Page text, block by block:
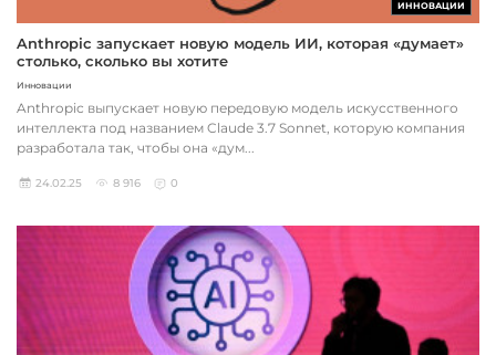
ИННОВАЦИИ
Anthropic запускает новую модель ИИ, которая «думает»
столько, сколько вы хотите
Инновации
Anthropic выпускает новую передовую модель искусственного
интеллекта под названием Claude 3.7 Sonnet, которую компания
разработала так, чтобы она «дум...
24.02.25 8 916 0